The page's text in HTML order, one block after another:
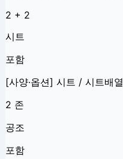
2 + 2
시트
포함
[사양·옵션] 시트 / 시트배열
2 존
공조
포함